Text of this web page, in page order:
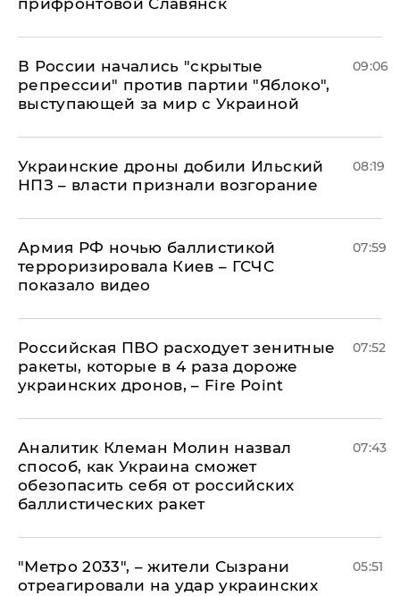
прифронтовой Славянск
В России начались "скрытые
репрессии" против партии "Яблоко",
выступающей за мир с Украиной
09:06
Украинские дроны добили Ильский
НПЗ – власти признали возгорание
08:19
Армия РФ ночью баллистикой
терроризировала Киев – ГСЧС
показало видео
07:59
Российская ПВО расходует зенитные
ракеты, которые в 4 раза дороже
украинских дронов, – Fire Point
07:52
Аналитик Клеман Молин назвал
способ, как Украина сможет
обезопасить себя от российских
баллистических ракет
07:43
"Метро 2033", – жители Сызрани
отреагировали на удар украинских
05:51